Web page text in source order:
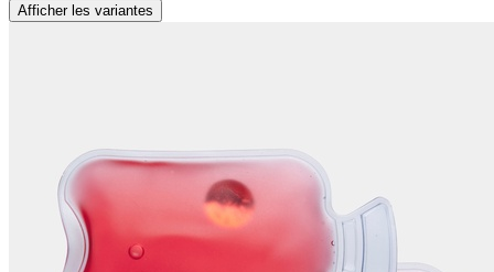
Afficher les variantes